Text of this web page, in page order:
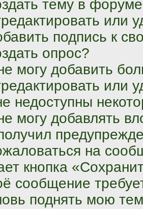
тему в
или
подпись к
опрос?
могу добавить
или
недоступны
могу добавлять
на
кнопка
сообщение
поднять мою